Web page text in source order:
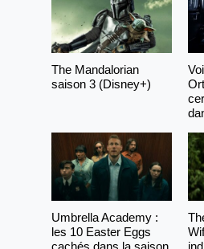
The Mandalorian
saison 3 (Disney+)
Umbrella Academy :
les 10 Easter Eggs
cachés dans la saison